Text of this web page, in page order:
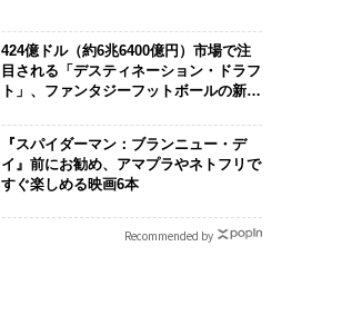
424億ドル（約6兆6400億円）市場で注
目される「デスティネーション・ドラフ
ト」、ファンタジーフットボールの新潮
『スパイダーマン：ブランニュー・デ
イ』前にお勧め、アマプラやネトフリで
すぐ楽しめる映画6本
Recommended by